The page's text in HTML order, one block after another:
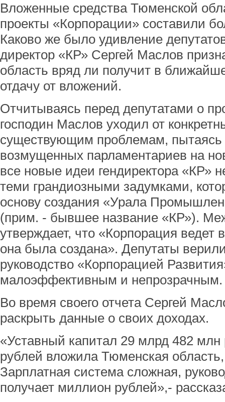
Вложенные средства Тюменской
проекты «Корпорации» составили
Каково же было удивление
директор «КР» Сергей Маслов
область вряд ли получит в
отдачу от вложений.
Отчитываясь перед депутатами о
господин Маслов уходил от
существующим проблемам, пытаясь
возмущенных парламентариев на
все новые идеи гендиректора «КР»
теми грандиозными задумками,
основу создания «Урала
(прим. - бывшее название «КР»).
утверждает, что «Корпорация ведет
она была создана». Депутаты
руководство «Корпорацией
малоэффективным и непрозрачным.
Во время своего отчета Сергей
раскрыть данные о своих доходах.
«Уставный капитал 29 млрд 482
рублей вложила Тюменская
Зарплатная система сложная,
получает миллион рублей»,-